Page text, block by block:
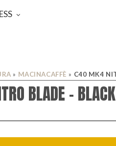
» MACINACAFFÈ » C40 MK4
BLADE – BLACK